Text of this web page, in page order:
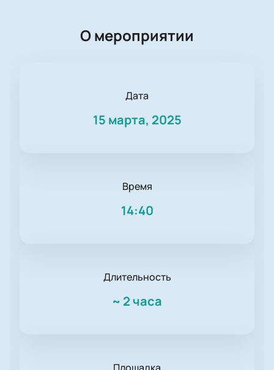
О мероприятии
Дата
15 марта, 2025
Время
14:40
Длительность
~ 2 часа